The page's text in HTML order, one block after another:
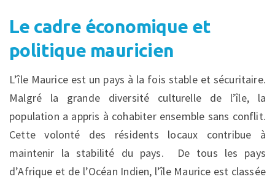
Le cadre économique et
politique mauricien
L’île Maurice est un pays à la fois stable et sécuritaire.
Malgré la grande diversité culturelle de l’île, la
population a appris à cohabiter ensemble sans conflit.
Cette volonté des résidents locaux contribue à
maintenir la stabilité du pays. De tous les pays
d’Afrique et de l’Océan Indien, l’île Maurice est classée